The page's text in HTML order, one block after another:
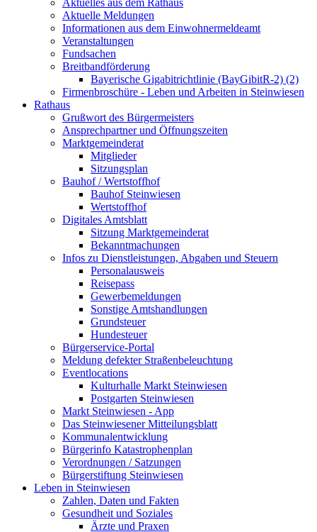
Aktuelles aus dem Rathaus
Aktuelle Meldungen
Informationen aus dem Einwohnermeldeamt
Veranstaltungen
Fundsachen
Breitbandförderung
Bayerische Gigabitrichtlinie (BayGibitR-2) (2)
Firmenbroschüre - Leben und Arbeiten in Steinwiesen
Rathaus
Grußwort des Bürgermeisters
Ansprechpartner und Öffnungszeiten
Marktgemeinderat
Mitglieder
Sitzungsplan
Bauhof / Wertstoffhof
Bauhof Steinwiesen
Wertstoffhof
Digitales Amtsblatt
Sitzung Marktgemeinderat
Bekanntmachungen
Infos zu Dienstleistungen, Abgaben und Steuern
Personalausweis
Reisepass
Gewerbemeldungen
Sonstige Amtshandlungen
Grundsteuer
Hundesteuer
Bürgerservice-Portal
Meldung defekter Straßenbeleuchtung
Eventlocations
Kulturhalle Markt Steinwiesen
Postgarten Steinwiesen
Markt Steinwiesen - App
Das Steinwiesener Mitteilungsblatt
Kommunalentwicklung
Bürgerinfo Katastrophenplan
Verordnungen / Satzungen
Bürgerstiftung Steinwiesen
Leben in Steinwiesen
Zahlen, Daten und Fakten
Gesundheit und Soziales
Ärzte und Praxen